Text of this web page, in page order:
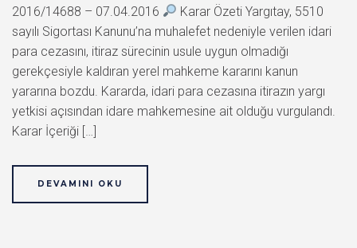
2016/14688 – 07.04.2016
Karar Özeti Yargıtay, 5510
sayılı Sigortası Kanunu’na muhalefet nedeniyle verilen idari
para cezasını, itiraz sürecinin usule uygun olmadığı
gerekçesiyle kaldıran yerel mahkeme kararını kanun
yararına bozdu. Kararda, idari para cezasına itirazın yargı
yetkisi açısından idare mahkemesine ait olduğu vurgulandı.
Karar İçeriği […]
DEVAMINI OKU